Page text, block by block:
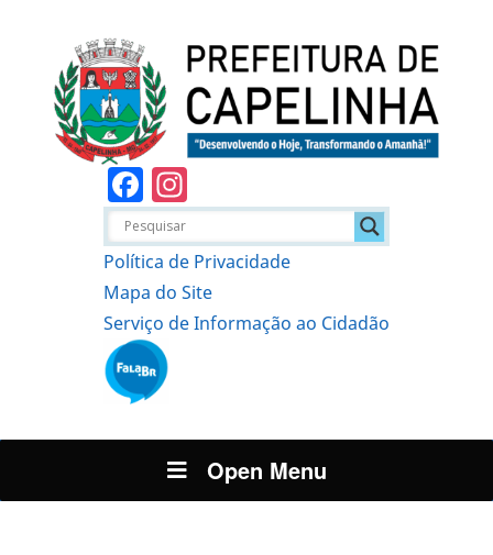
Facebook
Política de Privacidade
Mapa do Site
Serviço de Informação ao Cidadão
Open Menu